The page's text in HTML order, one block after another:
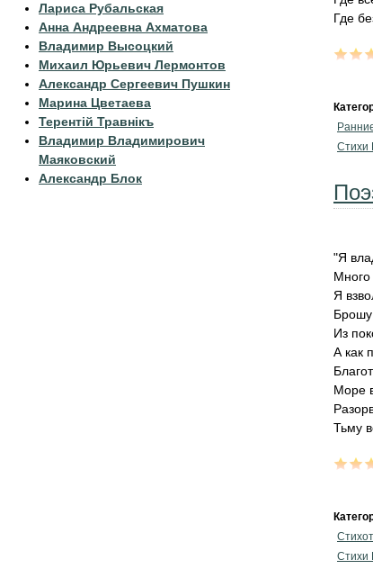
Где
Стихи
"Я
Много
Я
Брошу
Из
А как
Море
Тьму
Стихи
Лариса Рубальская
Анна Андреевна Ахматова
Владимир Высоцкий
Михаил Юрьевич Лермонтов
Александр Сергеевич Пушкин
Марина Цветаева
Терентiй Травнiкъ
Владимир Владимирович
Маяковский
Александр Блок